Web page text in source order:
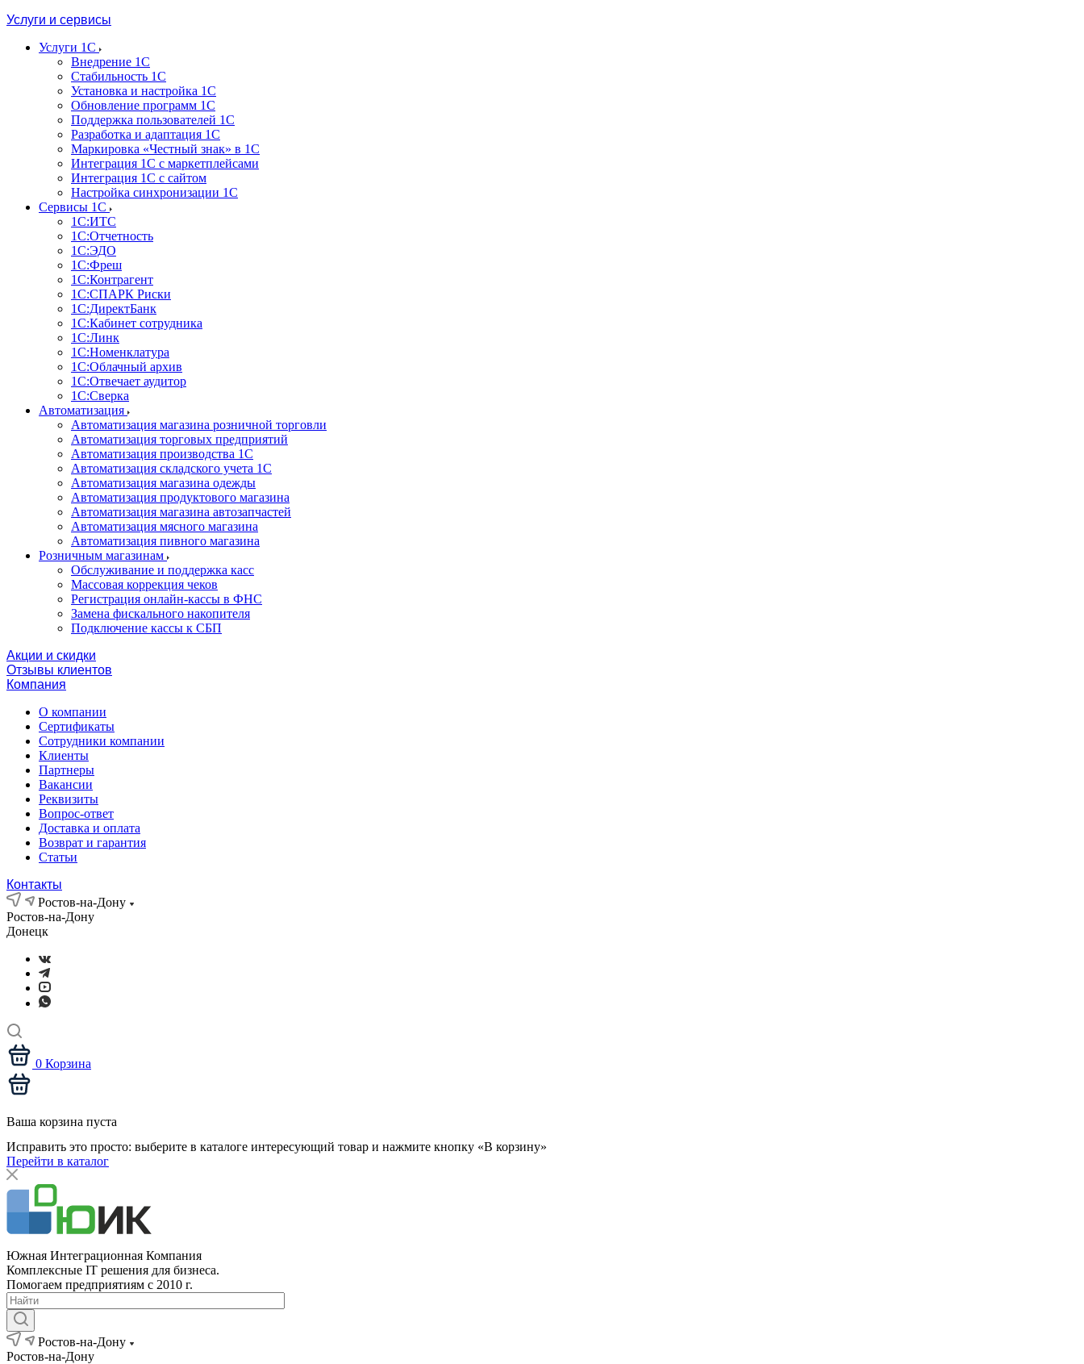
Услуги и сервисы
Услуги 1С
Внедрение 1С
Стабильность 1С
Установка и настройка 1С
Обновление программ 1С
Поддержка пользователей 1С
Разработка и адаптация 1С
Маркировка «Честный знак» в 1С
Интеграция 1С с маркетплейсами
Интеграция 1С с сайтом
Настройка синхронизации 1С
Сервисы 1С
1С:ИТС
1С:Отчетность
1С:ЭДО
1С:Фреш
1С:Контрагент
1С:CПАРК Риски
1С:ДиректБанк
1С:Кабинет сотрудника
1С:Линк
1С:Номенклатура
1С:Облачный архив
1С:Отвечает аудитор
1С:Сверка
Автоматизация
Автоматизация магазина розничной торговли
Автоматизация торговых предприятий
Автоматизация производства 1С
Автоматизация складского учета 1C
Автоматизация магазина одежды
Автоматизация продуктового магазина
Автоматизация магазина автозапчастей
Автоматизация мясного магазина
Автоматизация пивного магазина
Розничным магазинам
Обслуживание и поддержка касс
Массовая коррекция чеков
Регистрация онлайн-кассы в ФНС
Замена фискального накопителя
Подключение кассы к СБП
Акции и скидки
Отзывы клиентов
Компания
О компании
Сертификаты
Сотрудники компании
Клиенты
Партнеры
Вакансии
Реквизиты
Вопрос-ответ
Доставка и оплата
Возврат и гарантия
Статьи
Контакты
Ростов-на-Дону
Ростов-на-Дону
Донецк
0 Корзина
Ваша корзина пуста
Исправить это просто: выберите в каталоге интересующий товар и нажмите кнопку «В корзину»
Перейти в каталог
Южная Интеграционная Компания
Комплексные IT решения для бизнеса.
Помогаем предприятиям с 2010 г.
Ростов-на-Дону
Ростов-на-Дону